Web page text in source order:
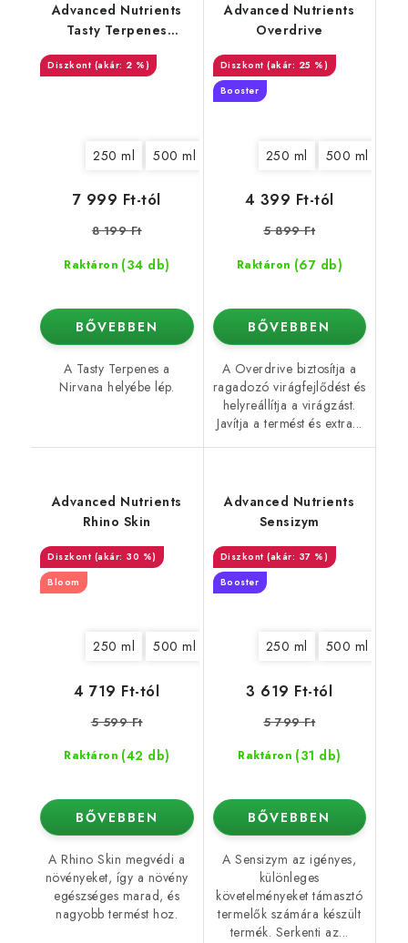
Advanced Nutrients
Tasty Terpenes
(Nirvana)
(akár: 2 %)
250 ml 500 ml 10 l
Raktáron (34 db)
7 999 Ft-tól
8 199 Ft
BŐVEBBEN
A Tasty Terpenes a
Nirvana helyébe lép.
Advanced Nutrients
Overdrive
(akár: 25 %)
Booster
250 ml 500 ml
Raktáron (67 db)
4 399 Ft-tól
5 899 Ft
BŐVEBBEN
A Overdrive biztosítja a
ragadozó virágfejlődést és
helyreállítja a virágzást.
Javítja a termést és extra...
Advanced Nutrients
Rhino Skin
(akár: 30 %)
Bloom
250 ml 500 ml 10 l 20 l
Raktáron (42 db)
4 719 Ft-tól
5 599 Ft
BŐVEBBEN
A Rhino Skin megvédi a
növényeket, így a növény
egészséges marad, és
nagyobb termést hoz.
Advanced Nutrients
Sensizym
(akár: 37 %)
Booster
250 ml 500 ml
Raktáron (31 db)
3 619 Ft-tól
5 799 Ft
BŐVEBBEN
A Sensizym az igényes,
különleges
követelményeket támasztó
termelők számára készült
termék. Serkenti az...